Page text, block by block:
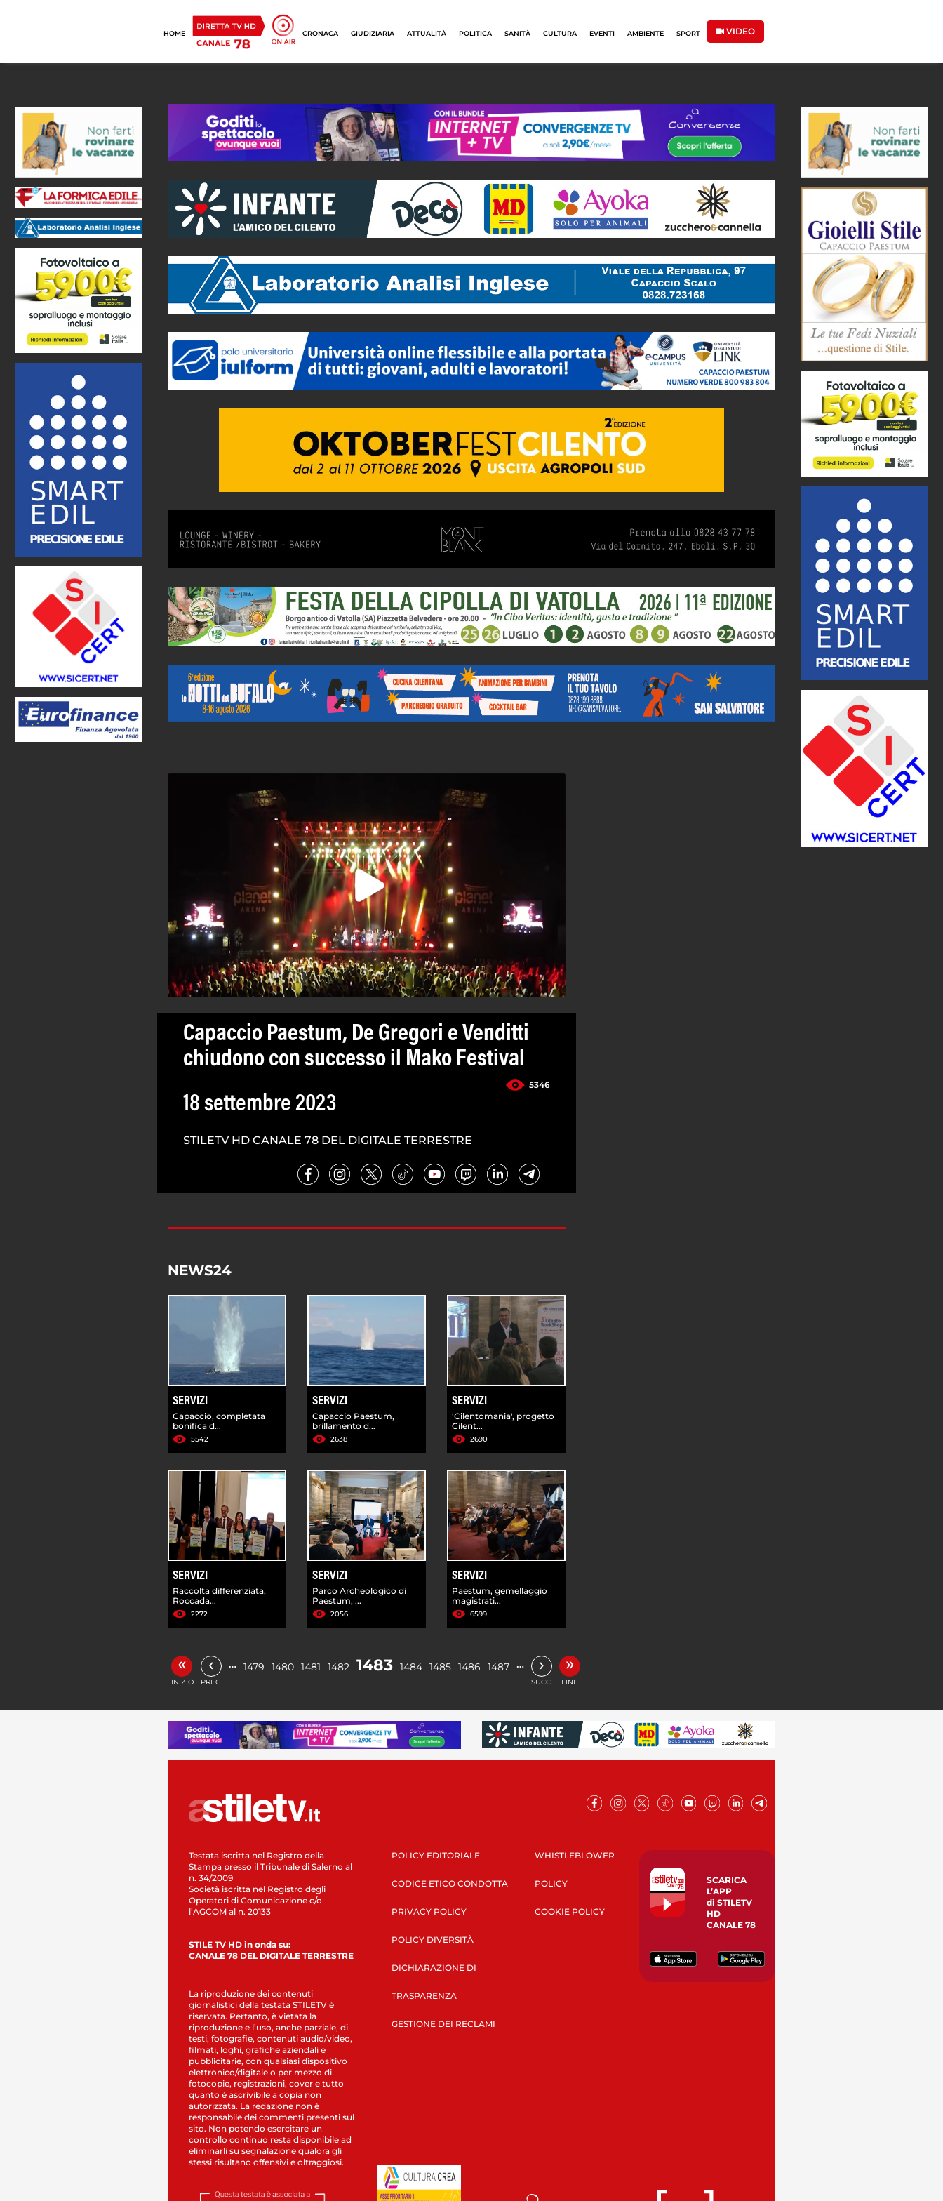
HOME CRONACA GIUDIZIARIA ATTUALITÀ POLITICA SANITÀ CULTURA EVENTI AMBIENTE SPORT VIDEO
Capaccio Paestum, De Gregori e Venditti
chiudono con successo il Mako Festival
5346
18 settembre 2023
STILETV HD CANALE 78 DEL DIGITALE TERRESTRE
NEWS24
SERVIZI
Capaccio, completata
bonifica d...
5542
SERVIZI
Capaccio Paestum,
brillamento d...
2638
SERVIZI
'Cilentomania', progetto
Cilent...
2690
SERVIZI
Raccolta differenziata,
Roccada...
2272
SERVIZI
Parco Archeologico di
Paestum, ...
2056
SERVIZI
Paestum, gemellaggio
magistrati...
6599
«
INIZIO
‹
PREC.
… 1479 1480 1481 1482 1483 1484 1485 1486 1487 … ›
SUCC.
»
FINE
Testata iscritta nel Registro della
Stampa presso il Tribunale di Salerno al
n. 34/2009
Società iscritta nel Registro degli
Operatori di Comunicazione c/o
l’AGCOM al n. 20133
STILE TV HD in onda su:
CANALE 78 DEL DIGITALE TERRESTRE
La riproduzione dei contenuti
giornalistici della testata STILETV è
riservata. Pertanto, è vietata la
riproduzione e l’uso, anche parziale, di
testi, fotografie, contenuti audio/video,
filmati, loghi, grafiche aziendali e
pubblicitarie, con qualsiasi dispositivo
elettronico/digitale o per mezzo di
fotocopie, registrazioni, cover e tutto
quanto è ascrivibile a copia non
autorizzata. La redazione non è
responsabile dei commenti presenti sul
sito. Non potendo esercitare un
controllo continuo resta disponibile ad
eliminarli su segnalazione qualora gli
stessi risultano offensivi e oltraggiosi.
POLICY EDITORIALE
CODICE ETICO CONDOTTA
PRIVACY POLICY
POLICY DIVERSITÀ
DICHIARAZIONE DI
TRASPARENZA
GESTIONE DEI RECLAMI
WHISTLEBLOWER
POLICY
COOKIE POLICY
SCARICA
L’APP
di STILETV
HD
CANALE 78